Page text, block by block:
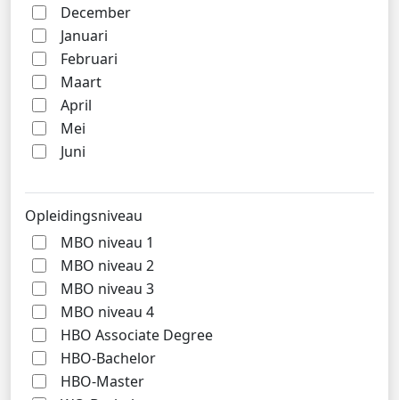
December
Januari
Februari
Maart
April
Mei
Juni
Opleidingsniveau
MBO niveau 1
MBO niveau 2
MBO niveau 3
MBO niveau 4
HBO Associate Degree
HBO-Bachelor
HBO-Master